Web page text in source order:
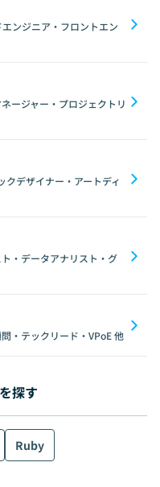
ンジニア・フロントエン
ージャー・プロジェクトリ
デザイナー・アートディ
・データアナリスト・グ
・テックリード・VPoE他
探す
Ruby